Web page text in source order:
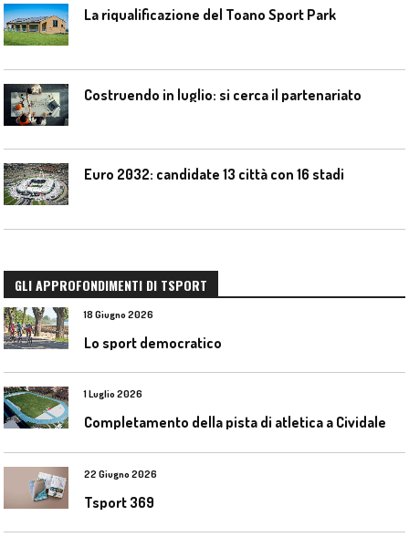
La riqualificazione del Toano Sport Park
Costruendo in luglio: si cerca il partenariato
Euro 2032: candidate 13 città con 16 stadi
GLI APPROFONDIMENTI DI TSPORT
18 Giugno 2026
Lo sport democratico
1 Luglio 2026
22 Giugno 2026
Tsport 369